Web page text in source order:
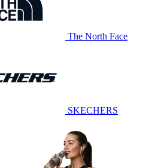
The North Face
SKECHERS